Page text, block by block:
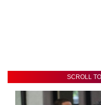
SCROLL